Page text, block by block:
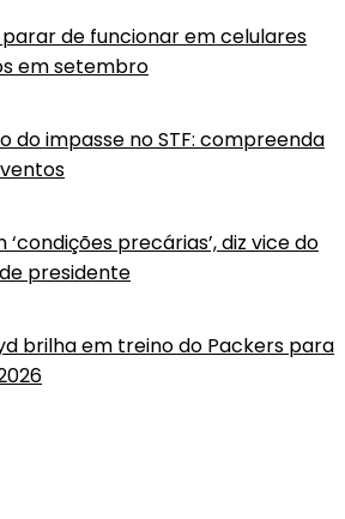
de funcionar em celulares
em setembro
do impasse no STF: compreenda
‘condições precárias’, diz vice do
presidente
brilha em treino do Packers para